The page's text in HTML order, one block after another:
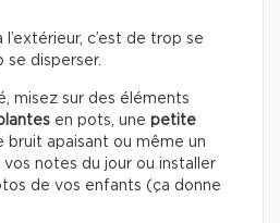
c’est de trop se
disperser.
misez sur des éléments
en pots, une petite
bruit apaisant ou même un
vos notes du jour ou installer
de vos enfants (ça donne